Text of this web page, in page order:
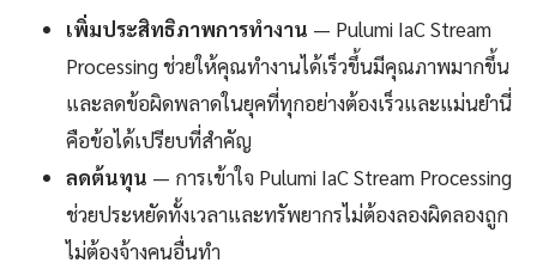
เพิ่มประสิทธิภาพการทำงาน — Pulumi IaC Stream
Processing ช่วยให้คุณทำงานได้เร็วขึ้นมีคุณภาพมากขึ้น
และลดข้อผิดพลาดในยุคที่ทุกอย่างต้องเร็วและแม่นยำนี่
คือข้อได้เปรียบที่สำคัญ
ลดต้นทุน — การเข้าใจ Pulumi IaC Stream Processing
ช่วยประหยัดทั้งเวลาและทรัพยากรไม่ต้องลองผิดลองถูก
ไม่ต้องจ้างคนอื่นทำ